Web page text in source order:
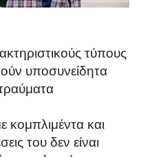
τύπους
υποσυνείδητα
κομπλιμέντα και
του δεν είναι